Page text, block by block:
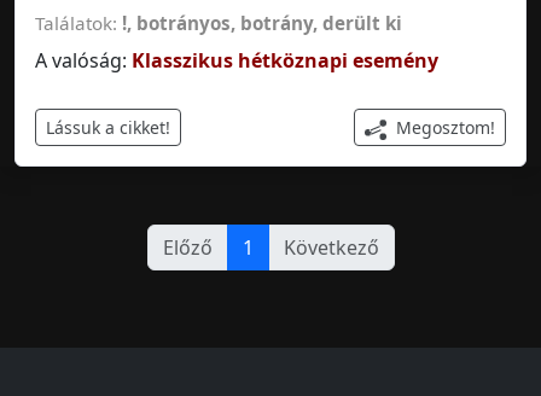
Találatok: !, botrányos, botrány, derült ki
A valóság: Klasszikus hétköznapi esemény
Lássuk a cikket! Megosztom!
Előző 1 Következő